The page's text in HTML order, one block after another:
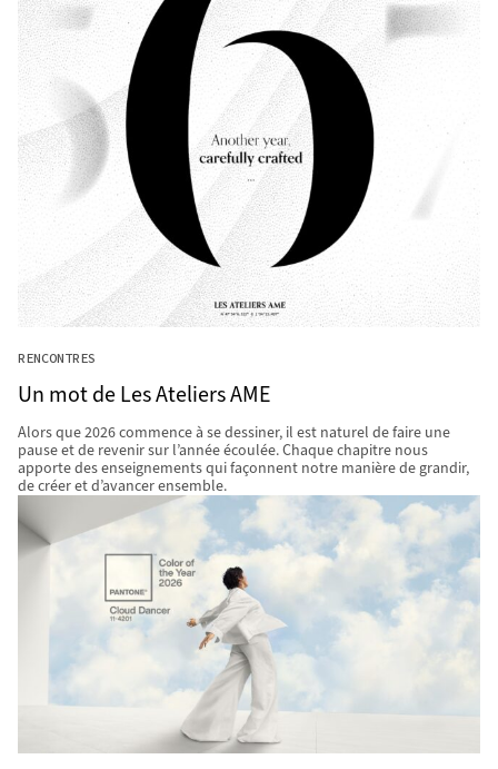
RENCONTRES
Un mot de Les Ateliers AME
Alors que 2026 commence à se dessiner, il est naturel de faire une
pause et de revenir sur l’année écoulée. Chaque chapitre nous
apporte des enseignements qui façonnent notre manière de grandir,
de créer et d’avancer ensemble.